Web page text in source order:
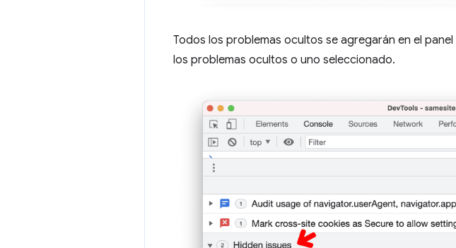
Todos los problemas ocultos se agregarán en el panel
los problemas ocultos o uno seleccionado.